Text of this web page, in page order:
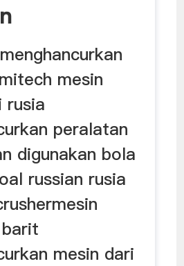
mesin
rusia
peralatan
digunakan bola
russian rusia
mesin dari